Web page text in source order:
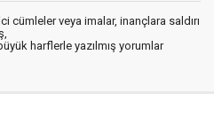
cümleler veya imalar, inançlara saldırı
harflerle yazılmış yorumlar